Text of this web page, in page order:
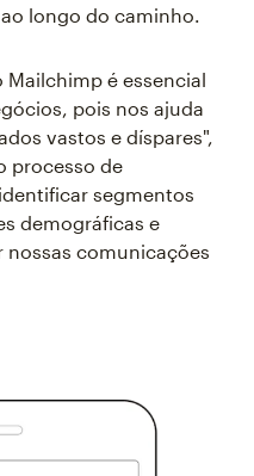
longo do caminho.
é essencial
pois nos ajuda
vastos e díspares",
processo de
segmentos
demográficas e
comunicações